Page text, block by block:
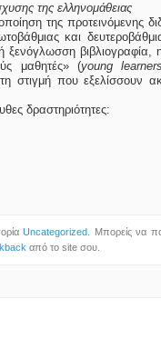
της ελληνομάθειας
της προτεινόμενης
και
βιβλιογραφία,
μαθητές» (young learners
στιγμή που εξελίσσουν
δραστηριότητες:
Uncategorized . Μπορείς να
από το site σου.